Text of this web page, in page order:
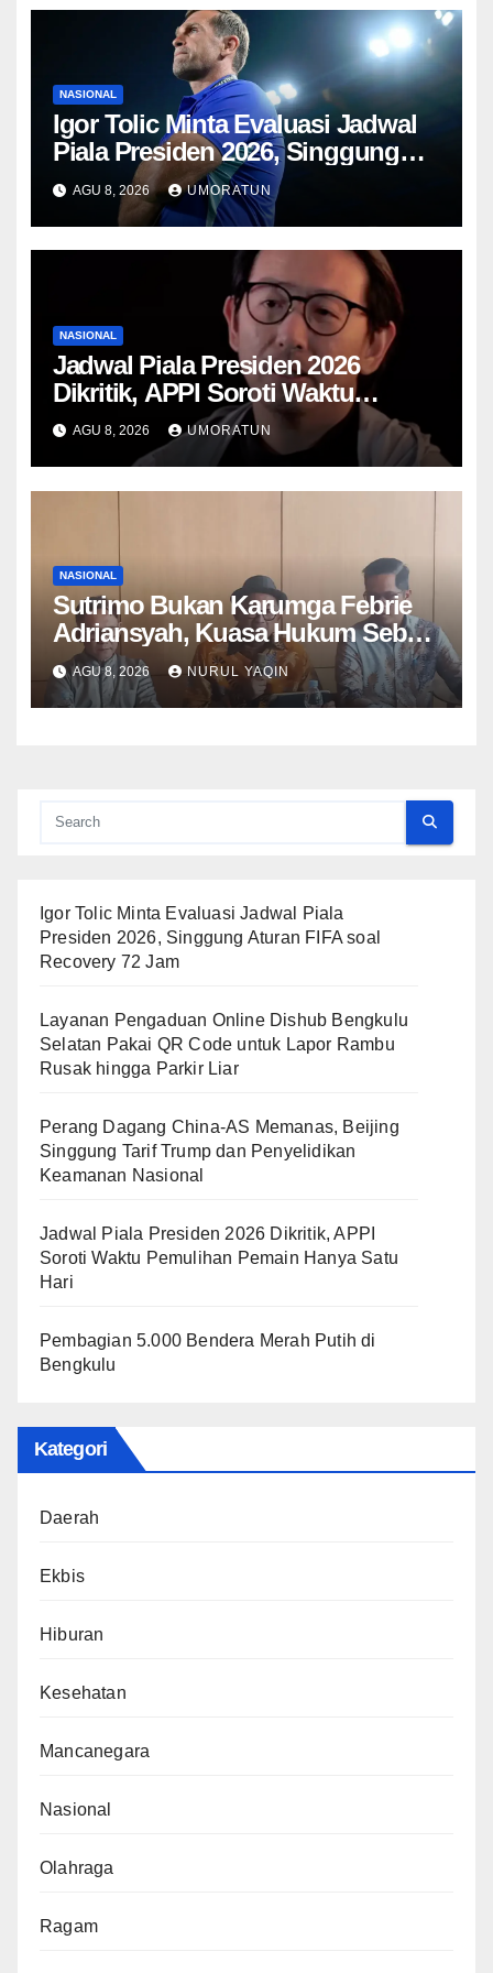
NASIONAL
Igor Tolic Minta Evaluasi Jadwal
Piala Presiden 2026, Singgung
Aturan FIFA soal Recovery 72
Jam
AGU 8, 2026 UMORATUN
NASIONAL
Jadwal Piala Presiden 2026
Dikritik, APPI Soroti Waktu
Pemulihan Pemain Hanya Satu
Hari
AGU 8, 2026 UMORATUN
NASIONAL
Sutrimo Bukan Karumga Febrie
Adriansyah, Kuasa Hukum Sebut
Hanya Menjaga Rumah Kosong
AGU 8, 2026 NURUL YAQIN
Igor Tolic Minta Evaluasi Jadwal Piala
Presiden 2026, Singgung Aturan FIFA soal
Recovery 72 Jam
Layanan Pengaduan Online Dishub Bengkulu
Selatan Pakai QR Code untuk Lapor Rambu
Rusak hingga Parkir Liar
Perang Dagang China-AS Memanas, Beijing
Singgung Tarif Trump dan Penyelidikan
Keamanan Nasional
Jadwal Piala Presiden 2026 Dikritik, APPI
Soroti Waktu Pemulihan Pemain Hanya Satu
Hari
Pembagian 5.000 Bendera Merah Putih di
Bengkulu
Kategori
Daerah
Ekbis
Hiburan
Kesehatan
Mancanegara
Nasional
Olahraga
Ragam